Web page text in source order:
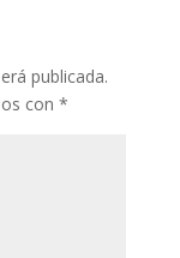
publicada.
con *